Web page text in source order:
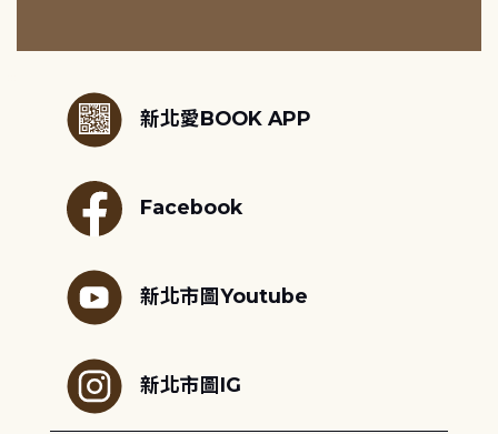
新北愛BOOK APP
Facebook
新北市圖Youtube
新北市圖IG